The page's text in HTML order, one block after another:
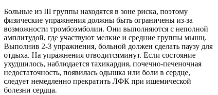
Больные из III группы находятся в зоне риска, поэтому
физические упражнения должны быть ограничены из-за
возможности тромбоэмболии. Они выполняются с неполной
амплитудой, где участвуют мелкие и средние группы мышц.
Выполнив 2-3 упражнения, больной должен сделать паузу для
отдыха. На упражнения отводитсяминут. Если состояние
ухудшилось, наблюдается тахикардия, почечно-печеночная
недостаточность, появилась одышка или боли в сердце,
следует немедленно прекратить ЛФК при ишемической
болезни сердца.